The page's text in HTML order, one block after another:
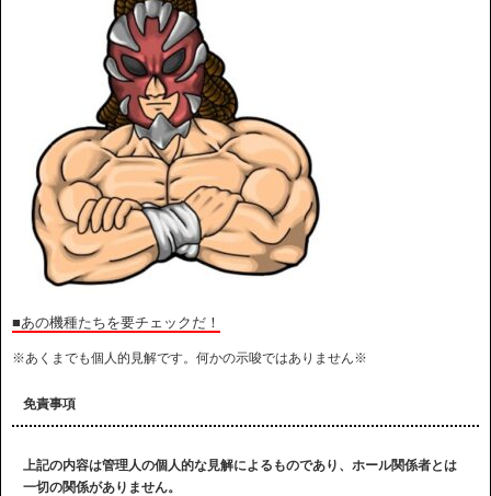
■あの機種たちを要チェックだ！
※あくまでも個人的見解です。何かの示唆ではありません※
免責事項
上記の内容は管理人の個人的な見解によるものであり、ホール関係者とは
一切の関係がありません。